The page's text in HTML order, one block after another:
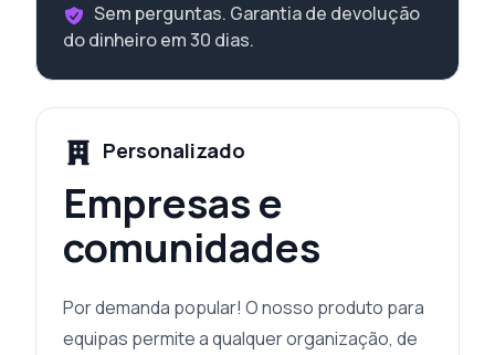
Sem perguntas. Garantia de devolução
do dinheiro em 30 dias.
Personalizado
Empresas e
comunidades
Por demanda popular! O nosso produto para
equipas permite a qualquer organização, de